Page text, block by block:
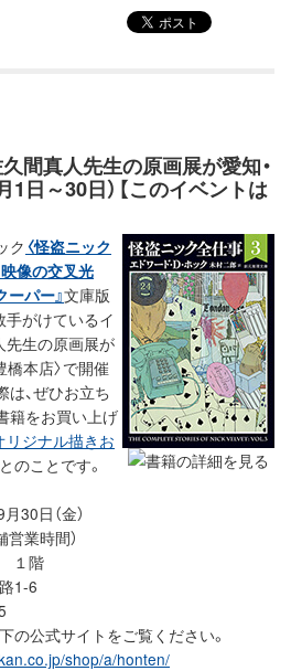
間真人先生の原画展が愛知・
1日～30日）【このイベントは
ク 〈怪盗ニック
映像の交叉光
ーパー』文庫版
手がけているイ
先生の原画展が
橋本店〉で開催
、ぜひお立ち
籍をお買い上げ
リジナル描きお
とのことです。
30日（金）
時間）
１階
1-6
式サイトをご覧ください。
shop/a/honten/